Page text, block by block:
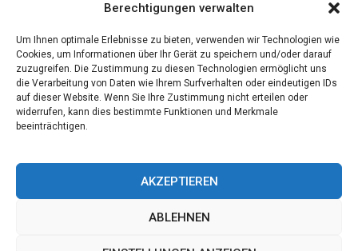
Berechtigungen verwalten
Um Ihnen optimale Erlebnisse zu bieten, verwenden wir Technologien wie
Cookies, um Informationen über Ihr Gerät zu speichern und/oder darauf
zuzugreifen. Die Zustimmung zu diesen Technologien ermöglicht uns
die Verarbeitung von Daten wie Ihrem Surfverhalten oder eindeutigen IDs
auf dieser Website. Wenn Sie Ihre Zustimmung nicht erteilen oder
widerrufen, kann dies bestimmte Funktionen und Merkmale
beeinträchtigen.
AKZEPTIEREN
ABLEHNEN
Für die vollautomatische Sackentleerung gibt es vielfältige
Lösungen